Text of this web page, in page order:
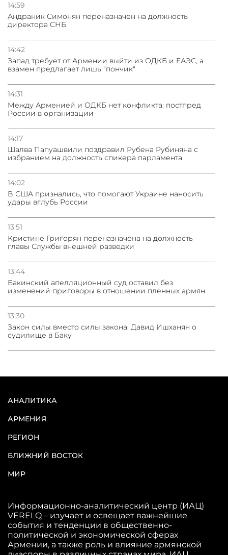
14:59
Андраник Симонян переназначен на должность
директора СНБ
14:42
Запад требует от Армении выйти из ОДКБ и ЕАЭС, а
взамен предлагает лишь "пончик"
14:31
Между Арменией и ОДКБ нет конфликта: постпред
России в организации
14:17
Шалва Папуашвили поздравил Рубена Рубиняна с
избранием на должность спикера парламента
14:02
В США признались, что помогают Украине наносить
удары вглубь России
13:51
Кристине Григорян переназначена на должность
главы Службы внешней разведки
13:44
Бакинский апелляционный суд оставил без
изменений приговоры в отношении пленных армян
13:30
Закон силы вместо силы закона: Давид Ишханян о
судилище в Баку
АНАЛИТИКА
АРМЕНИЯ
РЕГИОН
БЛИЖНИЙ ВОСТОК
МИР
Информационно-аналитический центр (ИАЦ)
VERELQ – изучает и освещает важнейшие
события и тенденции в общественно-
политической и экономической сферах
Армении, а также роль и влияние армянской